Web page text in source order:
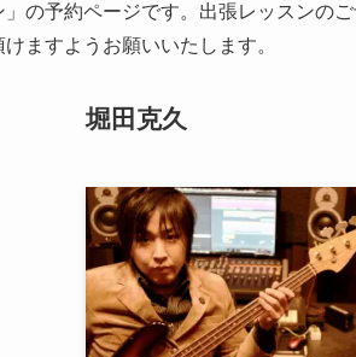
の予約ページです。出張レッスンのご
ますようお願いいたします。
堀田克久